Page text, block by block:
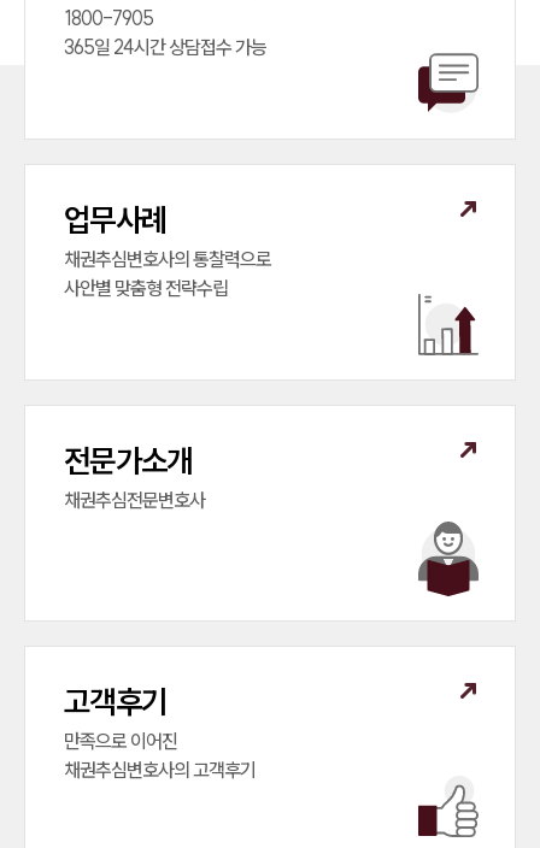
1800-7905
365일 24시간 상담접수 가능
업무사례
채권추심변호사의 통찰력으로
사안별 맞춤형 전략수립
전문가소개
채권추심전문변호사
고객후기
만족으로 이어진
채권추심변호사의 고객후기